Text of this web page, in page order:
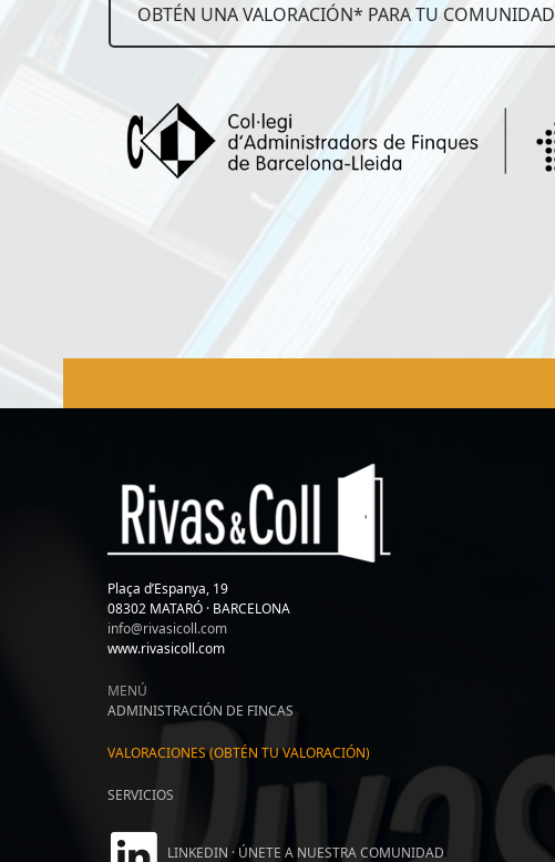
OBTÉN UNA VALORACIÓN* PARA TU COMUNIDAD
Plaça d’Espanya, 19
08302 MATARÓ · BARCELONA
info@rivasicoll.com
www.rivasicoll.com
MENÚ
ADMINISTRACIÓN DE FINCAS
VALORACIONES (OBTÉN TU VALORACIÓN)
SERVICIOS
LINKEDIN · ÚNETE A NUESTRA COMUNIDAD